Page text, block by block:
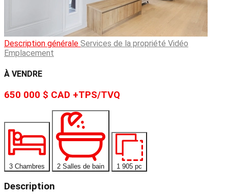
Description générale Services de la propriété Vidéo
Emplacement
À VENDRE
650 000 $ CAD +TPS/TVQ
3 Chambres 2 Salles de bain 1 905 pc
Description